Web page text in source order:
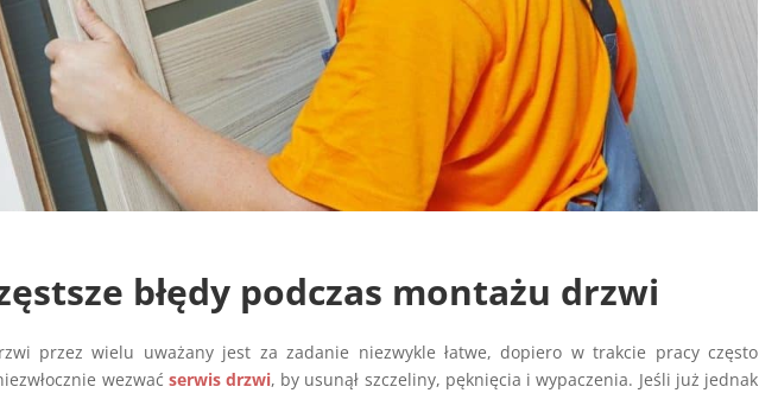
błędy podczas montażu drzwi
przez wielu uważany jest za zadanie niezwykle łatwe, dopiero w trakcie pracy często
wezwać serwis drzwi, by usunął szczeliny, pęknięcia i wypaczenia. Jeśli już jednak